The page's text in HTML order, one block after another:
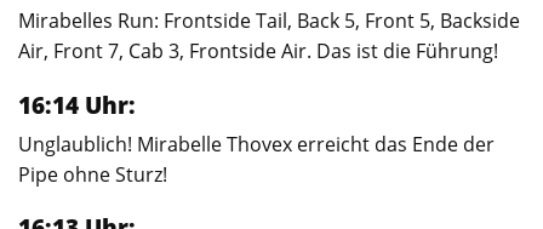
Mirabelles Run: Frontside Tail, Back 5, Front 5, Backside
Air, Front 7, Cab 3, Frontside Air. Das ist die Führung!
16:14 Uhr:
Unglaublich! Mirabelle Thovex erreicht das Ende der
Pipe ohne Sturz!